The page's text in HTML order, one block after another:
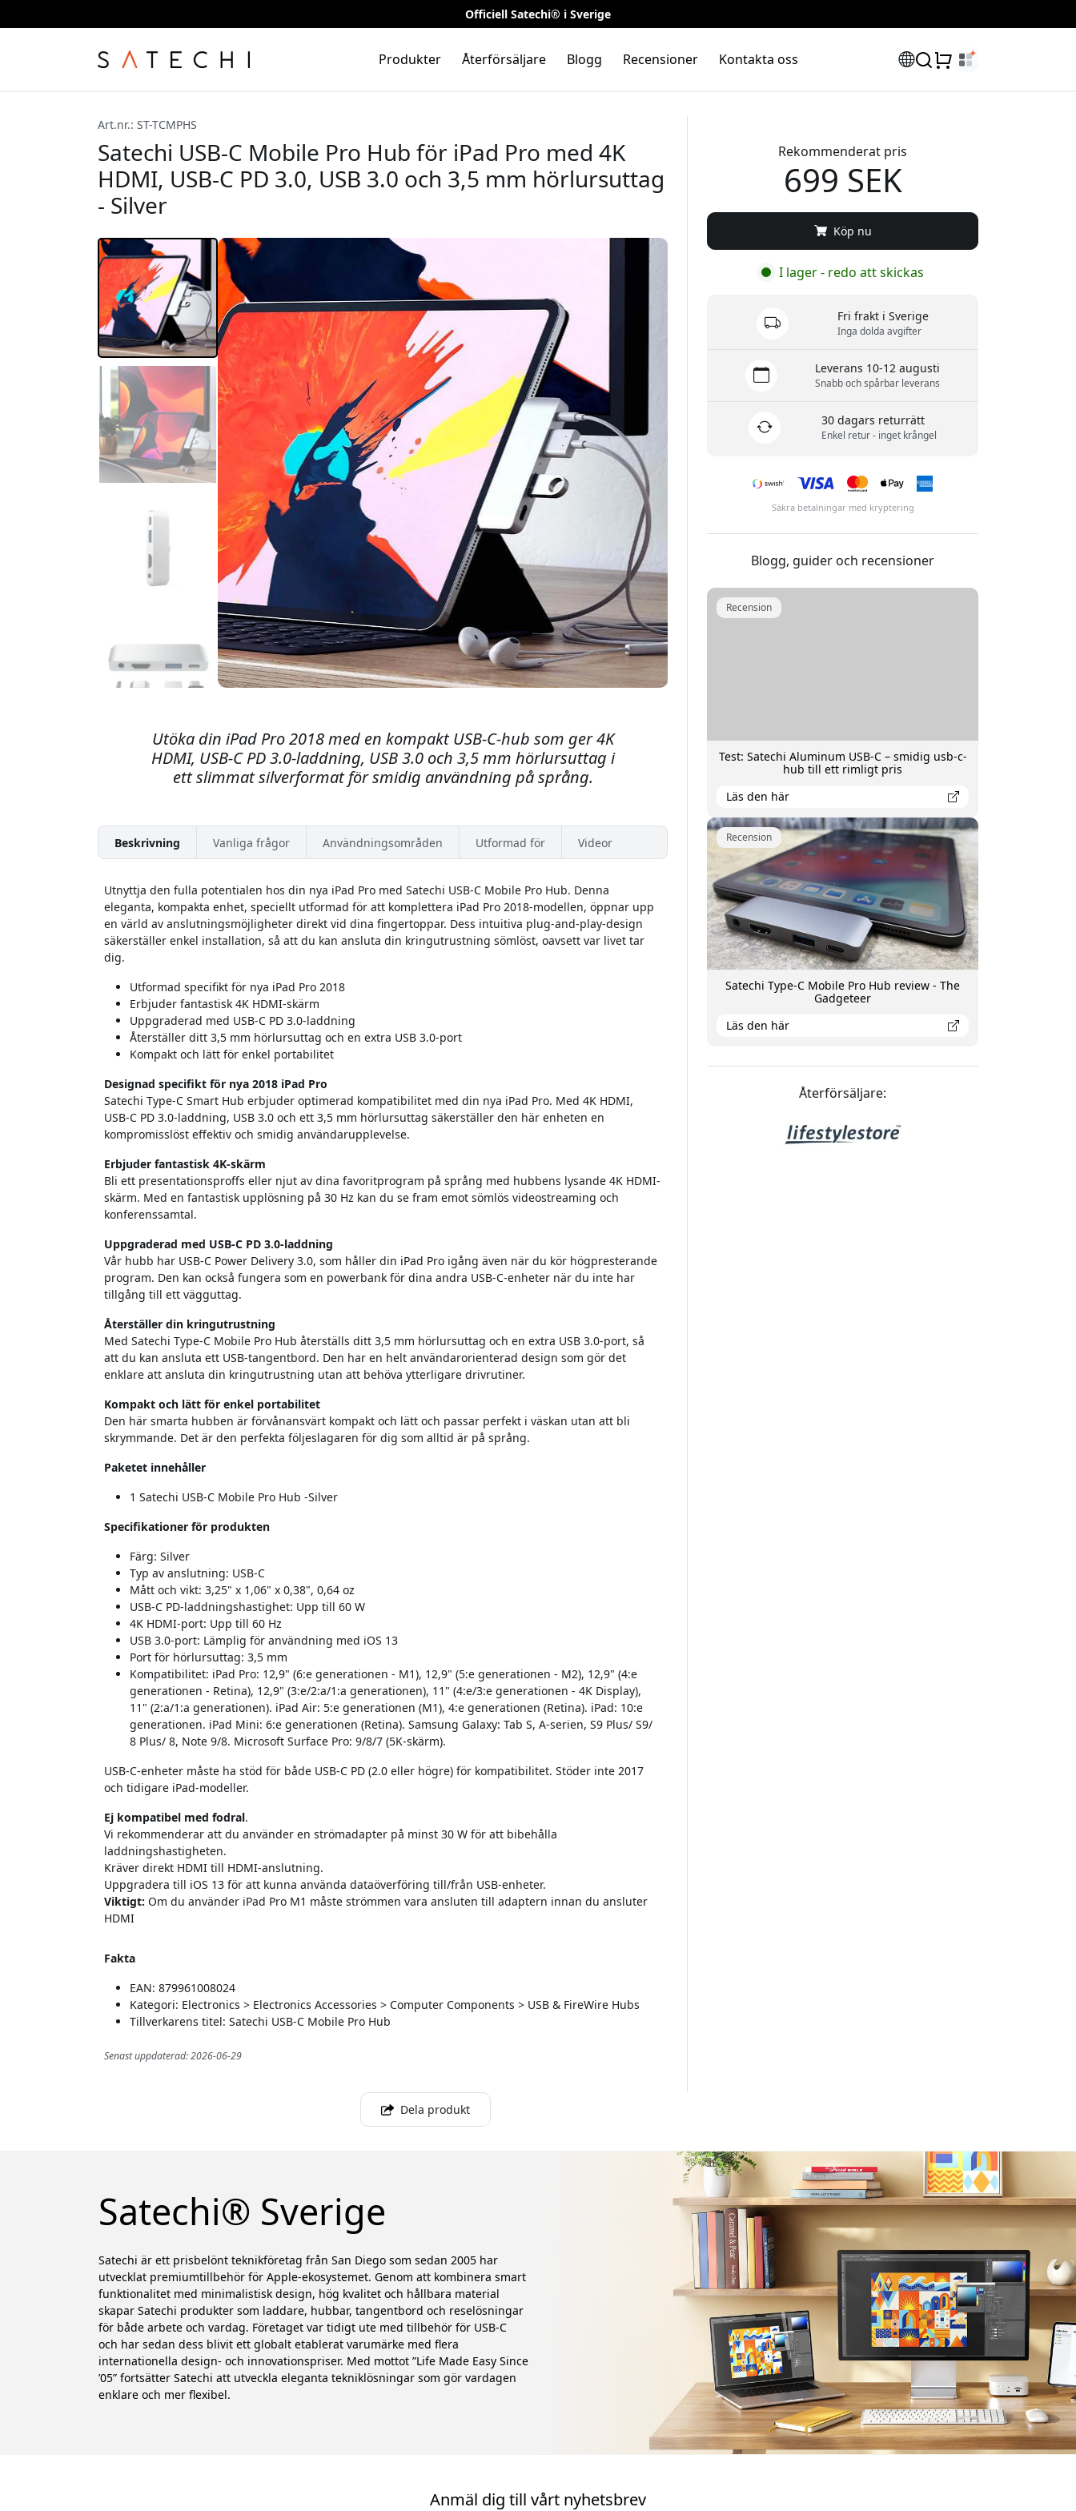
Officiell Satechi® i Sverige
Produkter Återförsäljare Blogg Recensioner Kontakta oss
Art.nr.: ST-TCMPHS
Satechi USB-C Mobile Pro Hub för iPad Pro med 4K
HDMI, USB-C PD 3.0, USB 3.0 och 3,5 mm hörlursuttag
- Silver
Utöka din iPad Pro 2018 med en kompakt USB-C-hub som ger 4K
HDMI, USB-C PD 3.0-laddning, USB 3.0 och 3,5 mm hörlursuttag i
ett slimmat silverformat för smidig användning på språng.
Beskrivning Vanliga frågor Användningsområden Utformad för Videor
Utnyttja den fulla potentialen hos din nya iPad Pro med Satechi USB-C Mobile Pro Hub. Denna
eleganta, kompakta enhet, speciellt utformad för att komplettera iPad Pro 2018-modellen, öppnar upp
en värld av anslutningsmöjligheter direkt vid dina fingertoppar. Dess intuitiva plug-and-play-design
säkerställer enkel installation, så att du kan ansluta din kringutrustning sömlöst, oavsett var livet tar
dig.
Utformad specifikt för nya iPad Pro 2018
Erbjuder fantastisk 4K HDMI-skärm
Uppgraderad med USB-C PD 3.0-laddning
Återställer ditt 3,5 mm hörlursuttag och en extra USB 3.0-port
Kompakt och lätt för enkel portabilitet
Designad specifikt för nya 2018 iPad Pro
Satechi Type-C Smart Hub erbjuder optimerad kompatibilitet med din nya iPad Pro. Med 4K HDMI,
USB-C PD 3.0-laddning, USB 3.0 och ett 3,5 mm hörlursuttag säkerställer den här enheten en
kompromisslöst effektiv och smidig användarupplevelse.
Erbjuder fantastisk 4K-skärm
Bli ett presentationsproffs eller njut av dina favoritprogram på språng med hubbens lysande 4K HDMI-
skärm. Med en fantastisk upplösning på 30 Hz kan du se fram emot sömlös videostreaming och
konferenssamtal.
Uppgraderad med USB-C PD 3.0-laddning
Vår hubb har USB-C Power Delivery 3.0, som håller din iPad Pro igång även när du kör högpresterande
program. Den kan också fungera som en powerbank för dina andra USB-C-enheter när du inte har
tillgång till ett vägguttag.
Återställer din kringutrustning
Med Satechi Type-C Mobile Pro Hub återställs ditt 3,5 mm hörlursuttag och en extra USB 3.0-port, så
att du kan ansluta ett USB-tangentbord. Den har en helt användarorienterad design som gör det
enklare att ansluta din kringutrustning utan att behöva ytterligare drivrutiner.
Kompakt och lätt för enkel portabilitet
Den här smarta hubben är förvånansvärt kompakt och lätt och passar perfekt i väskan utan att bli
skrymmande. Det är den perfekta följeslagaren för dig som alltid är på språng.
Paketet innehåller
1 Satechi USB-C Mobile Pro Hub -Silver
Specifikationer för produkten
Färg: Silver
Typ av anslutning: USB-C
Mått och vikt: 3,25" x 1,06" x 0,38", 0,64 oz
USB-C PD-laddningshastighet: Upp till 60 W
4K HDMI-port: Upp till 60 Hz
USB 3.0-port: Lämplig för användning med iOS 13
Port för hörlursuttag: 3,5 mm
Kompatibilitet: iPad Pro: 12,9" (6:e generationen - M1), 12,9" (5:e generationen - M2), 12,9" (4:e
generationen - Retina), 12,9" (3:e/2:a/1:a generationen), 11" (4:e/3:e generationen - 4K Display),
11" (2:a/1:a generationen). iPad Air: 5:e generationen (M1), 4:e generationen (Retina). iPad: 10:e
generationen. iPad Mini: 6:e generationen (Retina). Samsung Galaxy: Tab S, A-serien, S9 Plus/ S9/
8 Plus/ 8, Note 9/8. Microsoft Surface Pro: 9/8/7 (5K-skärm).
USB-C-enheter måste ha stöd för både USB-C PD (2.0 eller högre) för kompatibilitet. Stöder inte 2017
och tidigare iPad-modeller.
Ej kompatibel med fodral.
Vi rekommenderar att du använder en strömadapter på minst 30 W för att bibehålla
laddningshastigheten.
Kräver direkt HDMI till HDMI-anslutning.
Uppgradera till iOS 13 för att kunna använda dataöverföring till/från USB-enheter.
Viktigt: Om du använder iPad Pro M1 måste strömmen vara ansluten till adaptern innan du ansluter
HDMI
Fakta
EAN: 879961008024
Kategori: Electronics > Electronics Accessories > Computer Components > USB & FireWire Hubs
Tillverkarens titel: Satechi USB-C Mobile Pro Hub
Senast uppdaterad: 2026-06-29
Rekommenderat pris
699 SEK
Köp nu
I lager - redo att skickas
Fri frakt i Sverige
Inga dolda avgifter
Leverans 10-12 augusti
Snabb och spårbar leverans
30 dagars returrätt
Enkel retur - inget krångel
Säkra betalningar med kryptering
Blogg, guider och recensioner
Recension
Test: Satechi Aluminum USB-C – smidig usb-c-
hub till ett rimligt pris
Läs den här
Recension
Satechi Type-C Mobile Pro Hub review - The
Gadgeteer
Läs den här
Återförsäljare:
Dela produkt
Satechi® Sverige
Satechi är ett prisbelönt teknikföretag från San Diego som sedan 2005 har
utvecklat premiumtillbehör för Apple-ekosystemet. Genom att kombinera smart
funktionalitet med minimalistisk design, hög kvalitet och hållbara material
skapar Satechi produkter som laddare, hubbar, tangentbord och reselösningar
för både arbete och vardag. Företaget var tidigt ute med tillbehör för USB-C
och har sedan dess blivit ett globalt etablerat varumärke med flera
internationella design- och innovationspriser. Med mottot ”Life Made Easy Since
’05” fortsätter Satechi att utveckla eleganta tekniklösningar som gör vardagen
enklare och mer flexibel.
Anmäl dig till vårt nyhetsbrev